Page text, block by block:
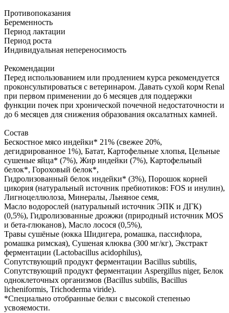
Противопоказания
Беременность
Период лактации
Период роста
Индивидуальная непереносимость
Рекомендации
Перед использованием или продлением курса рекомендуется
проконсультироваться с ветеринаром. Давать сухой корм Renal
при первом применении до 6 месяцев для поддержки
функции почек при хронической почечной недостаточности и
до 6 месяцев для снижения образования оксалатных камней.
Состав
Бескостное мясо индейки* 21% (свежее 20%,
дегидрированное 1%), Батат, Картофельные хлопья, Цельные
сушеные яйца* (7%), Жир индейки (7%), Картофельный
белок*, Гороховый белок*,
Гидролизованный белок индейки* (3%), Порошок корней
цикория (натуральный источник пребиотиков: FOS и инулин),
Лигноцеллюлоза, Минералы, Льняное семя,
Масло водорослей (натуральный источник ЭПК и ДГК)
(0,5%), Гидролизованные дрожжи (природный источник MOS
и бета-глюканов), Масло лосося (0,5%),
Травы сушёные (юкка Шидигера, ромашка, пассифлора,
ромашка римская), Сушеная клюква (300 мг/кг), Экстракт
ферментации (Lactobacillus acidophilus),
Сопутствующий продукт ферментации Bacillus subtilis,
Сопутствующий продукт ферментации Aspergillus niger, Белок
одноклеточных организмов (Bacillus subtilis, Bacillus
licheniformis, Trichoderma viride).
*Специально отобранные белки с высокой степенью
усвояемости.